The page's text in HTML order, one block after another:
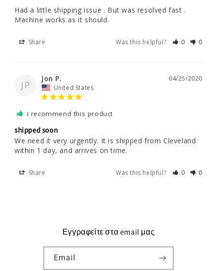
Had a little shipping issue . But was resolved fast .
Machine works as it should.
Share Was this helpful? 0 0
JP
04/25/2020
Jon P.
United States
I recommend this product
shipped soon
We need it very urgently. It is shipped from Cleveland
within 1 day, and arrives on time.
Share Was this helpful? 0 0
Εγγραφείτε στα email μας
Email